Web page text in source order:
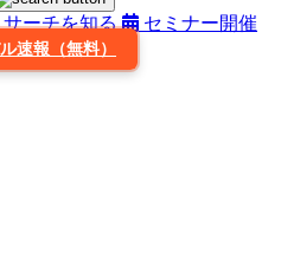
ーチを知る
セミナー開催
速報（無料）